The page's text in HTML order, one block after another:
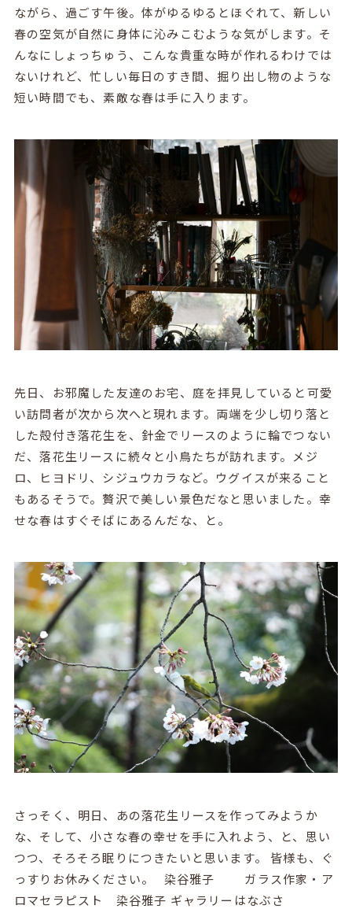
ながら、過ごす午後。体がゆるゆるとほぐれて、新しい
春の空気が自然に身体に沁みこむような気がします。そ
んなにしょっちゅう、こんな貴重な時が作れるわけでは
ないけれど、忙しい毎日のすき間、掘り出し物のような
短い時間でも、素敵な春は手に入ります。
先日、お邪魔した友達のお宅、庭を拝見していると可愛
い訪問者が次から次へと現れます。両端を少し切り落と
した殻付き落花生を、針金でリースのように輪でつない
だ、落花生リースに続々と小鳥たちが訪れます。メジ
ロ、ヒヨドリ、シジュウカラなど。ウグイスが来ること
もあるそうで。贅沢で美しい景色だなと思いました。幸
せな春はすぐそばにあるんだな、と。
さっそく、明日、あの落花生リースを作ってみようか
な、そして、小さな春の幸せを手に入れよう、と、思い
つつ、そろそろ眠りにつきたいと思います。 皆様も、ぐ
っすりお休みください。 染谷雅子 ガラス作家・ア
ロマセラピスト 染谷雅子 ギャラリーはなぶさ